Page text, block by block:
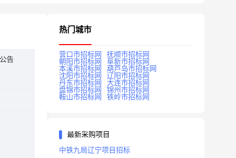
告
热门城市
营口市招标网
抚顺市招标网
朝阳市招标网
阜新市招标网
本溪市招标网
葫芦岛市招标网
沈阳市招标网
辽阳市招标网
丹东市招标网
大连市招标网
盘锦市招标网
锦州市招标网
鞍山市招标网
铁岭市招标网
最新采购项目
中铁九局辽宁项目招标